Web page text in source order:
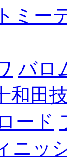
トミー
バロ
和田
ード
ニッ